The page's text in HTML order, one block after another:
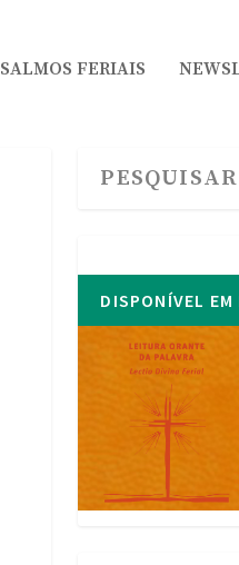
SALMOS FERIAIS
DISPONÍVEL EM